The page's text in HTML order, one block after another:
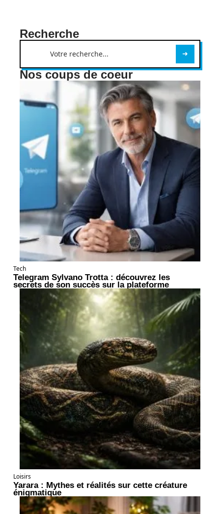
Recherche
Nos coups de coeur
Tech
Telegram Sylvano Trotta : découvrez les
secrets de son succès sur la plateforme
Loisirs
Yarara : Mythes et réalités sur cette créature
énigmatique